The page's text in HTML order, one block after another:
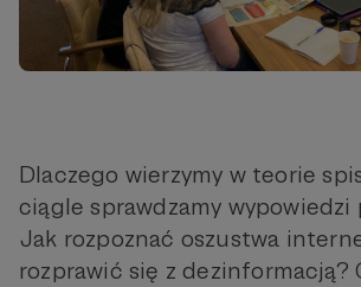
Dlaczego wierzymy w teorie
ciągle sprawdzamy wypowiedzi
Jak rozpoznać oszustwa
rozprawić się z dezinformacją?